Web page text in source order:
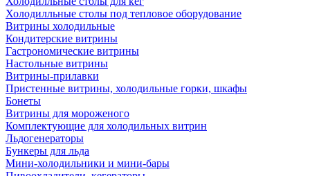
Холодилльные столы под тепловое оборудование
Витрины холодильные
Кондитерские витрины
Гастрономические витрины
Настольные витрины
Витрины-прилавки
Пристенные витрины, холодильные горки, шкафы
Бонеты
Витрины для мороженого
Комплектующие для холодильных витрин
Льдогенераторы
Бункеры для льда
Мини-холодильники и мини-бары